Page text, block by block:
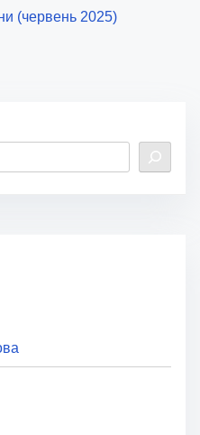
(червень 2025)